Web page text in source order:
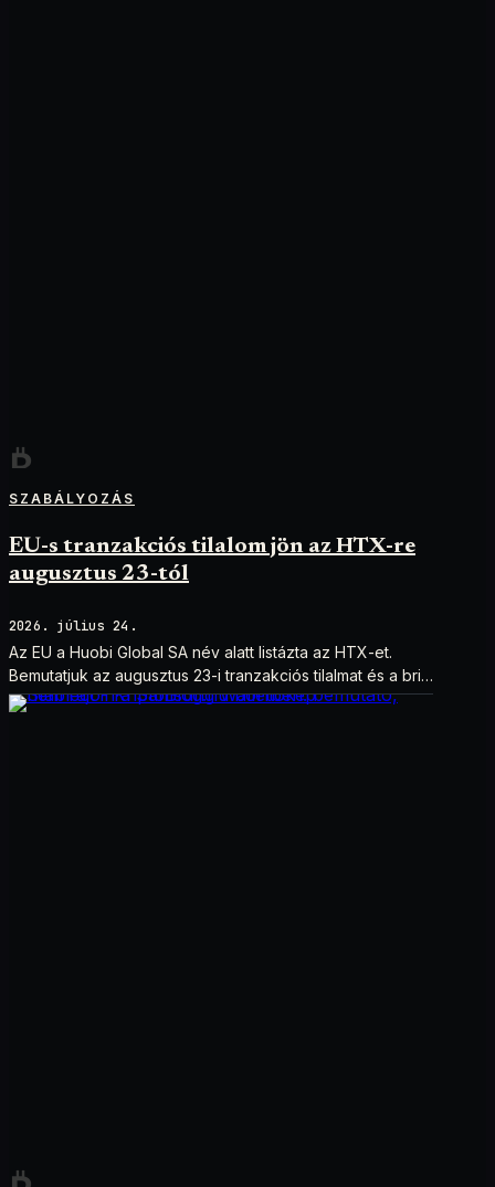
SZABÁLYOZÁS
EU-s tranzakciós tilalom jön az HTX-re
augusztus 23-tól
2026. július 24.
Az EU a Huobi Global SA név alatt listázta az HTX-et.
Bemutatjuk az augusztus 23-i tranzakciós tilalmat és a brit
szankciók eltérését.